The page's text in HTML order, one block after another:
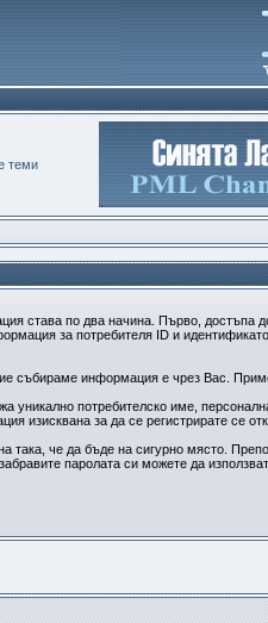
теми
става по два начина. Първо, достъпа
за потребителя ID и
събираме информация е чрез Вас.
уникално потребителско име,
изисквана за да се регистрирате се
така, че да бъде на сигурно място.
паролата си можете да